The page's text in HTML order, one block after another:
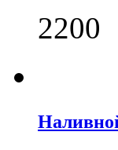
2200